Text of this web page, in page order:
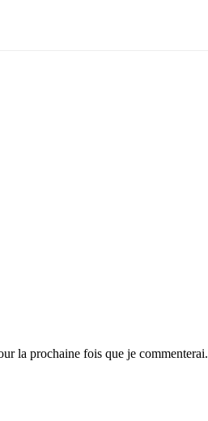
la prochaine fois que je commenterai.